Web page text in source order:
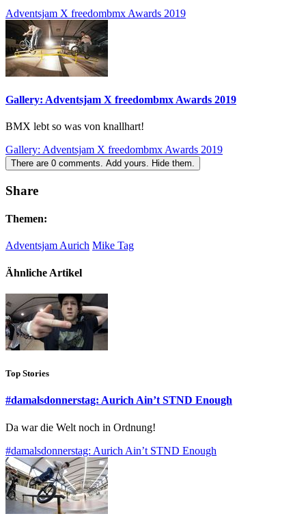
Adventsjam X freedombmx Awards 2019
Gallery: Adventsjam X freedombmx Awards 2019
BMX lebt so was von knallhart!
Gallery: Adventsjam X freedombmx Awards 2019
There are 0 comments. Add yours. Hide them.
Share
Themen:
Adventsjam Aurich Mike Tag
Ähnliche Artikel
Top Stories
#damalsdonnerstag: Aurich Ain’t STND Enough
Da war die Welt noch in Ordnung!
#damalsdonnerstag: Aurich Ain’t STND Enough